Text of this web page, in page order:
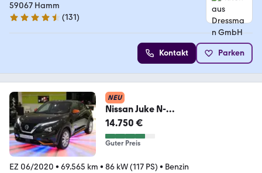
59067 Hamm
4.6 Sterne
(131)
Kontakt Parken
NEU
Nissan Juke N-
Connecta*KLIMAAUT*NAVI*SHZ*
TEMPOMAT*ALU*
14.750 €
Guter Preis
EZ 06/2020 • 69.565 km • 86 kW (117 PS) • Benzin